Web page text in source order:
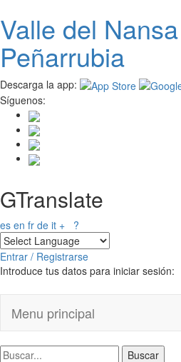
Pasar al contenido principal
Valle del Nansa
Peñarrubia
Descarga la app:
Síguenos:
GTranslate
es en fr de it + ?
Entrar / Registrarse
Introduce tus datos para iniciar sesión:
Menu principal